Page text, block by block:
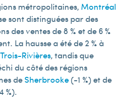
métropolitaines, Montréal
sont distinguées par des
des ventes de 8 % et de 6 %
La hausse a été de 2 % à
Trois-Rivières, tandis que
du côté des régions
de Sherbrooke(-1 %) et de
%).